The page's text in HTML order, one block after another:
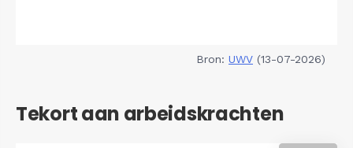
Bron: UWV (13-07-2026)
Tekort aan arbeidskrachten